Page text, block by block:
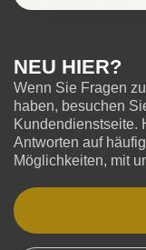
NEU HIER?
Wenn Sie Fragen
haben, besuchen
Kundendienstseite.
Antworten auf
Möglichkeiten, mit